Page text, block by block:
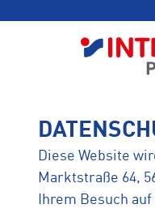
Diese Website
Marktstraße 64,
Ihrem Besuch